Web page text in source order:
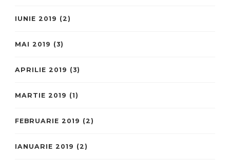
IUNIE 2019 (2)
MAI 2019 (3)
APRILIE 2019 (3)
MARTIE 2019 (1)
FEBRUARIE 2019 (2)
IANUARIE 2019 (2)